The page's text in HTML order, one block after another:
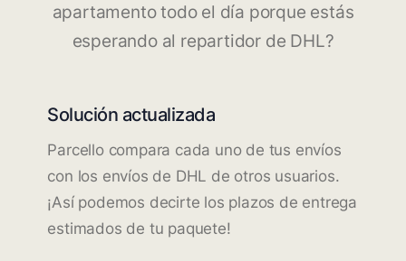
apartamento todo el día porque estás
esperando al repartidor de DHL?
Solución actualizada
Parcello compara cada uno de tus envíos
con los envíos de DHL de otros usuarios.
¡Así podemos decirte los plazos de entrega
estimados de tu paquete!